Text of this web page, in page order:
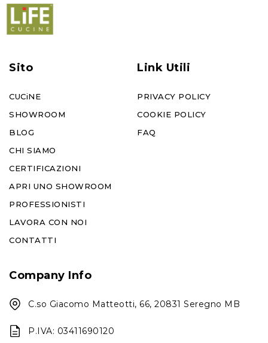
Sito
CUCiNE
SHOWROOM
BLOG
CHI SIAMO
CERTIFICAZIONI
APRI UNO SHOWROOM
PROFESSIONISTI
LAVORA CON NOI
CONTATTI
Link Utili
PRIVACY POLICY
COOKIE POLICY
FAQ
Company Info
C.so Giacomo Matteotti, 66, 20831 Seregno MB
P.IVA: 03411690120